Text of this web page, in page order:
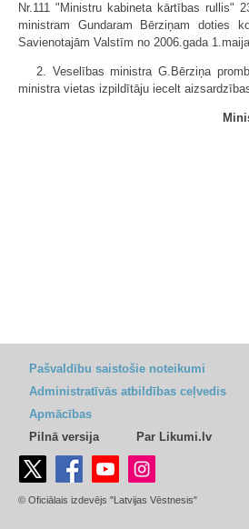
Nr.111 "Ministru kabineta kārtības rullis"
ministram Gundaram Bērziņam doties
Savienotajām Valstīm no 2006.gada
2. Veselības ministra G.Bērziņa
ministra vietas izpildītāju iecelt
Pašvaldību saistošie noteikumi
Administratīvās atbildības ceļvedis
Apmācības
Pilnā versija
Par Likumi.lv
© Oficiālais izdevējs "Latvijas Vēstnesis"